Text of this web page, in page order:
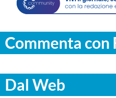
Commenta con
Dal Web